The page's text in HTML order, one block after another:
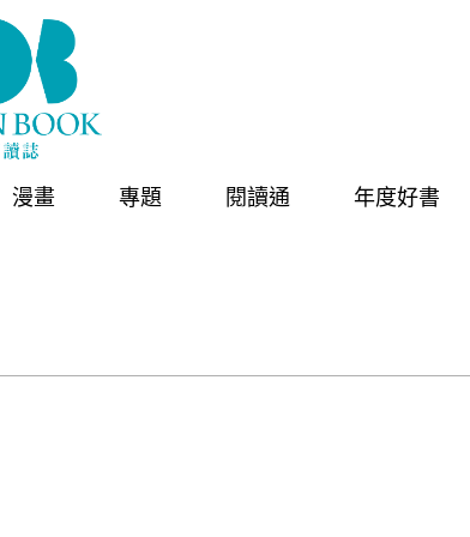
漫畫 專題 閱讀通 年度好書